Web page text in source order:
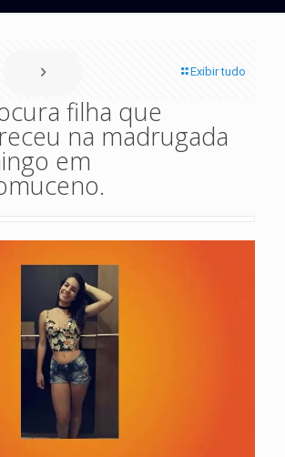
Exibir tudo
filha que
na madrugada
em